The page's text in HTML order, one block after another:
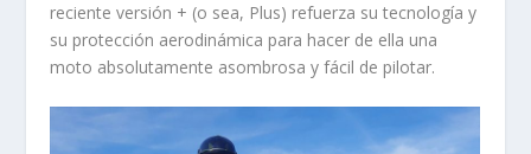
reciente versión + (o sea, Plus) refuerza su tecnología y
su protección aerodinámica para hacer de ella una
moto absolutamente asombrosa y fácil de pilotar.